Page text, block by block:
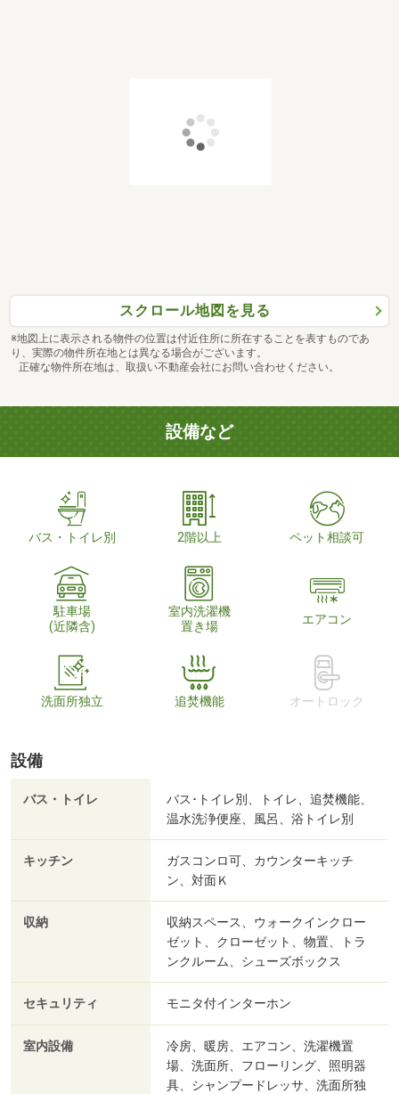
スクロール地図を見る
※地図上に表示される物件の位置は付近住所に所在することを表すものであ
り、実際の物件所在地とは異なる場合がございます。
正確な物件所在地は、取扱い不動産会社にお問い合わせください。
設備など
バス・トイレ別 2階以上 ペット相談可
駐車場
(近隣含)
室内洗濯機
置き場
エアコン
洗面所独立 追焚機能 オートロック
設備
バス・トイレ
バス･トイレ別、トイレ、追焚機能、
温水洗浄便座、風呂、浴トイレ別
キッチン
ガスコンロ可、カウンターキッチ
ン、対面Ｋ
収納
収納スペース、ウォークインクロー
ゼット、クローゼット、物置、トラ
ンクルーム、シューズボックス
セキュリティ モニタ付インターホン
室内設備
冷房、暖房、エアコン、洗濯機置
場、洗面所、フローリング、照明器
具、シャンプードレッサ、洗面所独